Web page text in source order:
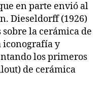
en parte envió al
Dieseldorff (1926)
la cerámica de
iconografía y
los primeros
de cerámica